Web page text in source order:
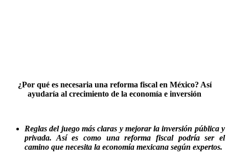
¿Por qué es necesaria una reforma fiscal en México? Así
ayudaría al crecimiento de la economía e inversión
Reglas del juego más claras y mejorar la inversión pública y
privada. Así es como una reforma fiscal podría ser el
camino que necesita la economía mexicana según expertos.